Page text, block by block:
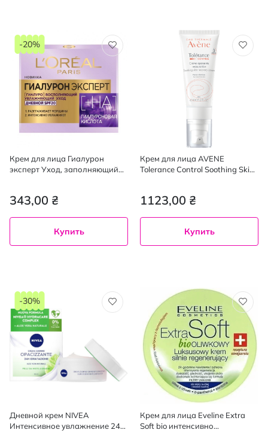
Крем для лица Гиалурон
эксперт Уход, заполняющий
343,00 ₴
-20%
Купить
Крем для лица AVENE
Tolerance Control Soothing Skin
кожи 40 мл
1123,00 ₴
Купить
Дневной крем NIVEA
Интенсивное увлажнение 24
-30%
Крем для лица Eveline Extra
Soft bio интенсивно